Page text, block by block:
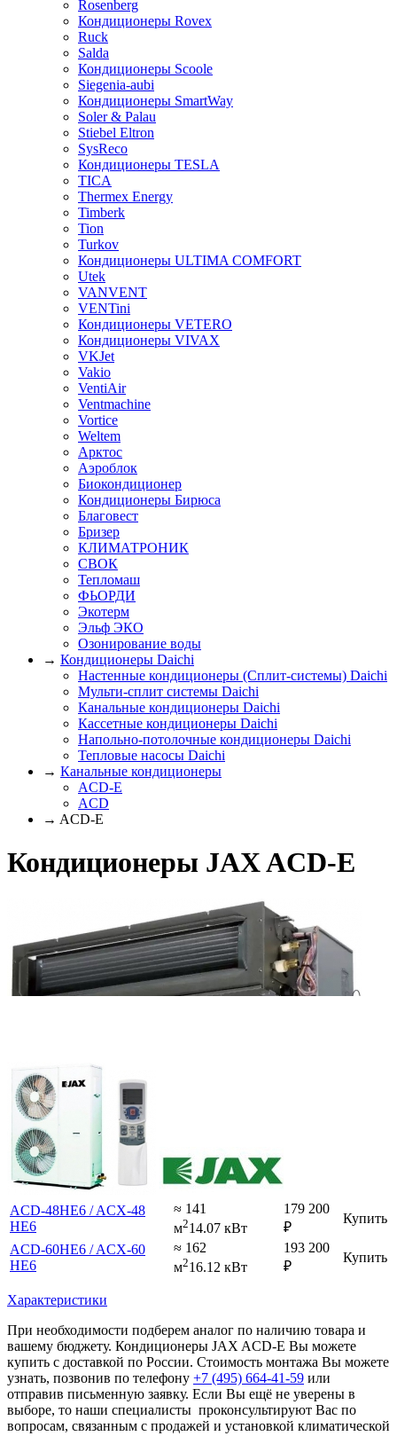
Rosenberg
Кондиционеры Rovex
Ruck
Salda
Кондиционеры Scoole
Siegenia-aubi
Кондиционеры SmartWay
Soler & Palau
Stiebel Eltron
SysReco
Кондиционеры TESLA
TICA
Thermex Energy
Timberk
Tion
Turkov
Кондиционеры ULTIMA COMFORT
Utek
VANVENT
VENTini
Кондиционеры VETERO
Кондиционеры VIVAX
VKJet
Vakio
VentiAir
Ventmachine
Vortice
Weltem
Арктос
Аэроблок
Биокондиционер
Кондиционеры Бирюса
Благовест
Бризер
КЛИМАТРОНИК
СВОК
Тепломаш
ФЬОРДИ
Экотерм
Эльф ЭКО
Озонирование воды
→ Кондиционеры Daichi
Настенные кондиционеры (Сплит-системы) Daichi
Мульти-сплит системы Daichi
Канальные кондиционеры Daichi
Кассетные кондиционеры Daichi
Напольно-потолочные кондиционеры Daichi
Тепловые насосы Daichi
→ Канальные кондиционеры
ACD-E
ACD
→ ACD-E
Кондиционеры JAX ACD-E
ACD-48НE6 / ACX-48
НE6
≈ 141
м214.07 кВт
179 200
₽
Купить
ACD-60НE6 / ACX-60
НE6
≈ 162
м216.12 кВт
193 200
₽
Купить
Характеристики
При необходимости подберем аналог по наличию товара и
вашему бюджету. Кондиционеры JAX ACD-E Вы можете
купить с доставкой по России. Стоимость монтажа Вы можете
узнать, позвонив по телефону +7 (495) 664-41-59 или
отправив письменную заявку. Если Вы ещё не уверены в
выборе, то наши специалисты проконсультируют Вас по
вопросам, связанным с продажей и установкой климатической